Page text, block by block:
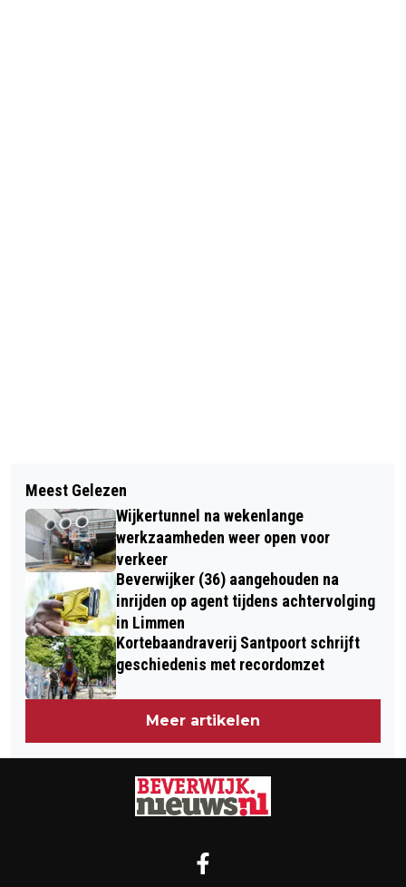
VERMISTE EN GEVONDEN DIEREN
DIERENAMBULANCE KENNEMERLAND
"SMEERACTIE" IN WIJK AAN ZEE
Meest Gelezen
Wijkertunnel na wekenlange
werkzaamheden weer open voor
verkeer
Beverwijker (36) aangehouden na
inrijden op agent tijdens achtervolging
in Limmen
Kortebaandraverij Santpoort schrijft
geschiedenis met recordomzet
Meer artikelen